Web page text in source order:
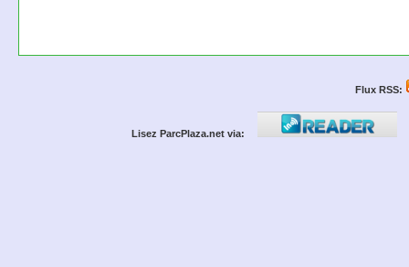
Flux RSS:
Lisez ParcPlaza.net via: